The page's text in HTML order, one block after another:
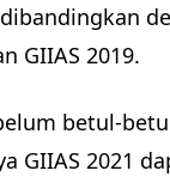
GIIAS 2019.
betul-
GIIAS 2021